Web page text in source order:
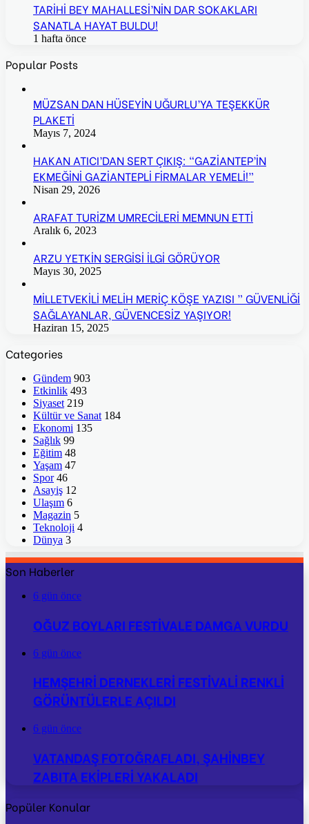
TARİHİ BEY MAHALLESİ’NİN DAR SOKAKLARI
SANATLA HAYAT BULDU!
1 hafta önce
Popular Posts
MÜZSAN DAN HÜSEYİN UĞURLU’YA TEŞEKKÜR
PLAKETİ
Mayıs 7, 2024
HAKAN ATICI’DAN SERT ÇIKIŞ: “GAZİANTEP’İN
EKMEĞİNİ GAZİANTEPLİ FİRMALAR YEMELİ!”
Nisan 29, 2026
ARAFAT TURİZM UMRECİLERİ MEMNUN ETTİ
Aralık 6, 2023
ARZU YETKİN SERGİSİ İLGİ GÖRÜYOR
Mayıs 30, 2025
MİLLETVEKİLİ MELİH MERİÇ KÖŞE YAZISI ” GÜVENLİĞİ
SAĞLAYANLAR, GÜVENCESİZ YAŞIYOR!
Haziran 15, 2025
Categories
Gündem 903
Etkinlik 493
Siyaset 219
Kültür ve Sanat 184
Ekonomi 135
Sağlık 99
Eğitim 48
Yaşam 47
Spor 46
Asayiş 12
Ulaşım 6
Magazin 5
Teknoloji 4
Dünya 3
Son Haberler
6 gün önce
OĞUZ BOYLARI FESTİVALE DAMGA VURDU
6 gün önce
HEMŞEHRİ DERNEKLERİ FESTİVALİ RENKLİ
GÖRÜNTÜLERLE AÇILDI
6 gün önce
VATANDAŞ FOTOĞRAFLADI, ŞAHİNBEY
ZABITA EKİPLERİ YAKALADI
Popüler Konular